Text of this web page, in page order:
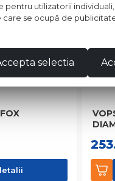
pentru utilizatorii
se ocupă de
selectia